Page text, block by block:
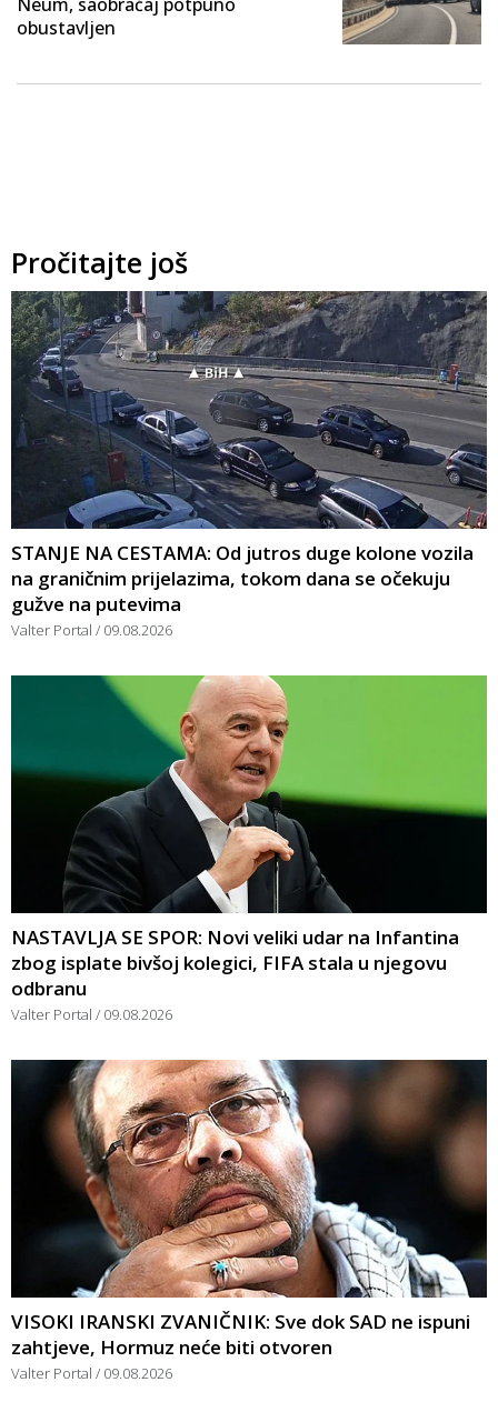
obustavljen
Pročitajte još
STANJE NA CESTAMA: Od jutros duge kolone vozila
na graničnim prijelazima, tokom dana se očekuju
gužve na putevima
Valter Portal 09.08.2026
NASTAVLJA SE SPOR: Novi veliki udar na Infantina
zbog isplate bivšoj kolegici, FIFA stala u njegovu
odbranu
Valter Portal 09.08.2026
VISOKI IRANSKI ZVANIČNIK: Sve dok SAD ne ispuni
zahtjeve, Hormuz neće biti otvoren
Valter Portal 09.08.2026